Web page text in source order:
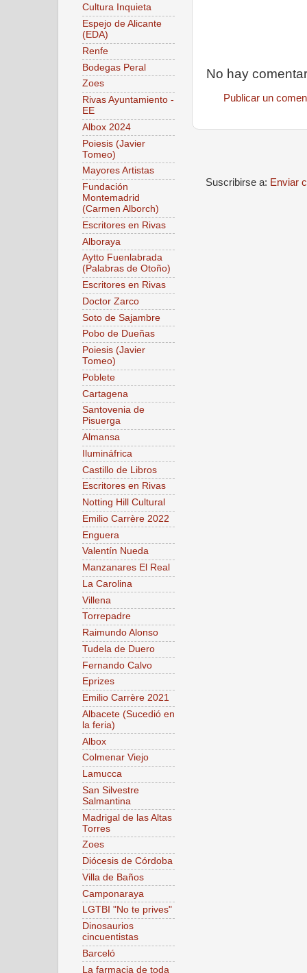
No hay
Publicar un
Suscribirse a: Enviar
Cultura Inquieta
Espejo de Alicante
(EDA)
Renfe
Bodegas Peral
Zoes
Rivas Ayuntamiento -
EE
Albox 2024
Poiesis (Javier
Tomeo)
Mayores Artistas
Fundación
Montemadrid
(Carmen Alborch)
Escritores en Rivas
Alboraya
Aytto Fuenlabrada
(Palabras de Otoño)
Escritores en Rivas
Doctor Zarco
Soto de Sajambre
Pobo de Dueñas
Poiesis (Javier
Tomeo)
Poblete
Cartagena
Santovenia de
Pisuerga
Almansa
Ilumináfrica
Castillo de Libros
Escritores en Rivas
Notting Hill Cultural
Emilio Carrère 2022
Enguera
Valentín Nueda
Manzanares El Real
La Carolina
Villena
Torrepadre
Raimundo Alonso
Tudela de Duero
Fernando Calvo
Eprizes
Emilio Carrère 2021
Albacete (Sucedió en
la feria)
Albox
Colmenar Viejo
Lamucca
San Silvestre
Salmantina
Madrigal de las Altas
Torres
Zoes
Diócesis de Córdoba
Villa de Baños
Camponaraya
LGTBI "No te prives"
Dinosaurios
cincuentistas
Barceló
La farmacia de toda